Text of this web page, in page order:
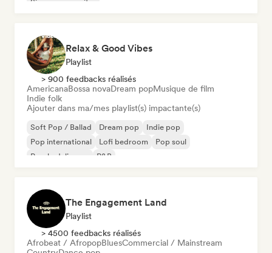
Singer-songwriter
Relax & Good Vibes
Playlist
> 900 feedbacks réalisés
AmericanaBossa novaDream popMusique de film
Indie folk
Ajouter dans ma/mes playlist(s) impactante(s)
Soft Pop / Ballad Dream pop
Indie pop
Pop international
Lofi bedroom
Pop soul
Psychedelic pop
R&B
The Engagement Land
Playlist
> 4500 feedbacks réalisés
Afrobeat / AfropopBluesCommercial / Mainstream